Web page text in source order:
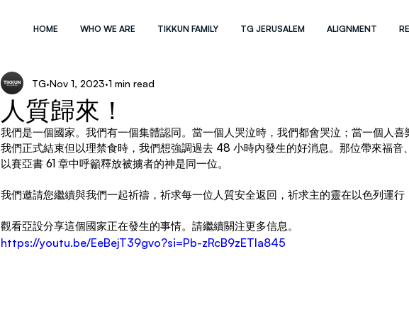
HOME WHO WE ARE TIKKUN FAMILY TG JERUSALEM ALIGNMENT
人質歸來！
TG Nov 1, 2023 1 min read
我們是一個國家。我們有一個集體認同。當一個人哭泣時，我們都會哭泣；當一個人
我們正式結束但以理禁食時，我們想強調過去 48 小時內發生的好消息。那位帶來福音
以賽亞書 61 章中呼籲釋放被擄者的神是同一位。
我們邀請您繼續與我們一起祈禱，祈求每一位人質安全返回，祈求主的靈在以色列運行
觀看亞設分享這個國家正在發生的事情。請繼續關注更多信息。
https://youtu.be/EeBejT39gvo?si=Pb-zRcB9zETla845